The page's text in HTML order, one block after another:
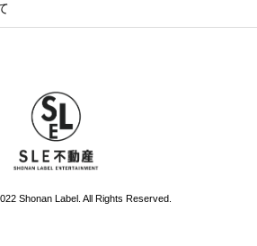
Shonan Label. All Rights Reserved.